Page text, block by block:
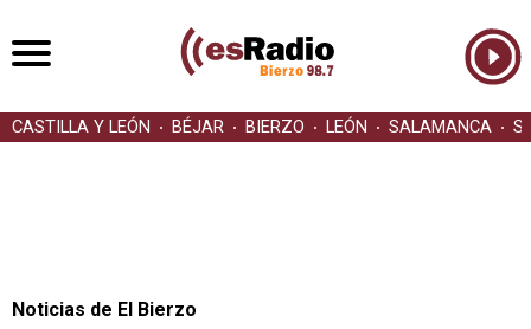
CASTILLA Y LEÓN BÉJAR BIERZO LEÓN SALAMANCA
Noticias de El Bierzo